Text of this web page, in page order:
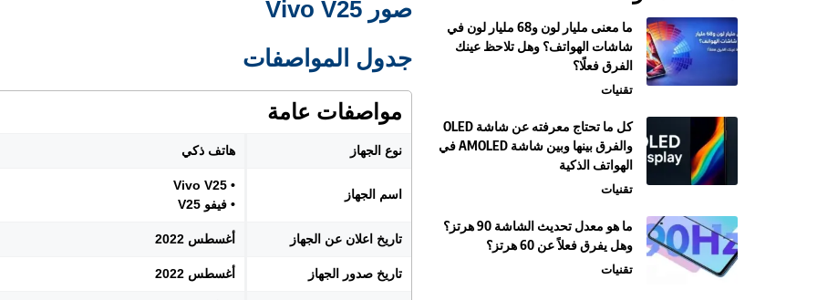
صور Vivo V25
جدول المواصفات
مواصفات عامة
نوع الجهاز هاتف ذكي
اسم الجهاز
• Vivo V25
• فيفو V25
تاريخ اعلان عن الجهاز أغسطس 2022
تاريخ صدور الجهاز أغسطس 2022
ما معنى مليار لون و68 مليار لون في
شاشات الهواتف؟ وهل تلاحظ عينك
الفرق فعلًا؟
تقنيات
كل ما تحتاج معرفته عن شاشة OLED
والفرق بينها وبين شاشة AMOLED في
الهواتف الذكية
تقنيات
ما هو معدل تحديث الشاشة 90 هرتز؟
وهل يفرق فعلاً عن 60 هرتز؟
تقنيات